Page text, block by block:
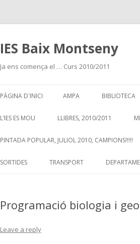
IES Baix Montseny
Ja ens comença el … Curs 2010/2011
PÀGINA D'INICI AMPA BIBLIOTECA
L’IES ES MOU LLIBRES, 2010/2011
PINTADA POPULAR, JULIOL 2010, CAMPIONS!!!!!
SORTIDES TRANSPORT
Programació biologia i
Leave a reply